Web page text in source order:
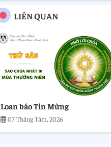
LIÊN QUAN
Loan báo Tin Mừng
07 Tháng Tám, 2026